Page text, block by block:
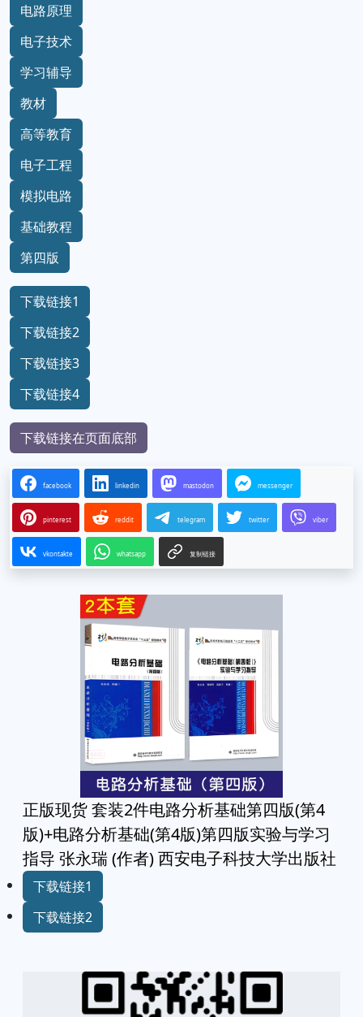
电路原理
电子技术
学习辅导
教材
高等教育
电子工程
模拟电路
基础教程
第四版
下载链接1
下载链接2
下载链接3
下载链接4
下载链接在页面底部
facebook linkedin mastodon messenger
pinterest reddit telegram twitter viber
vkontakte whatsapp 复制链接
正版现货 套装2件电路分析基础第四版(第4
版)+电路分析基础(第4版)第四版实验与学习
指导 张永瑞 (作者) 西安电子科技大学出版社
下载链接1
下载链接2